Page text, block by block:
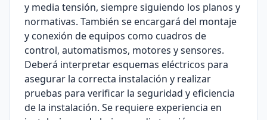
y media tensión, siempre siguiendo los planos y
normativas. También se encargará del montaje
y conexión de equipos como cuadros de
control, automatismos, motores y sensores.
Deberá interpretar esquemas eléctricos para
asegurar la correcta instalación y realizar
pruebas para verificar la seguridad y eficiencia
de la instalación. Se requiere experiencia en